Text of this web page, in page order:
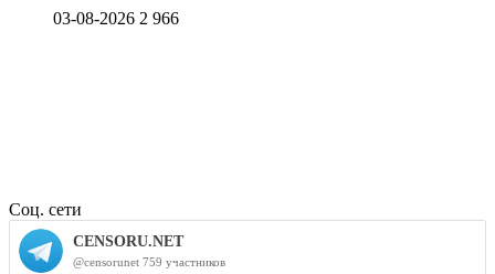
03-08-2026 2 966
Соц. сети